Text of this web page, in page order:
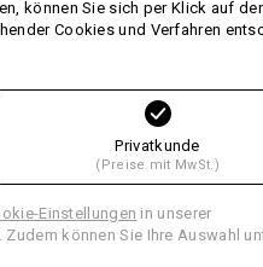
vergleichen
können Sie sich per Klick auf
Cookies und Verfahren
Privatkunde
(Preise mit MwSt.)
Einstellungen in unserer
können Sie Ihre Auswahl